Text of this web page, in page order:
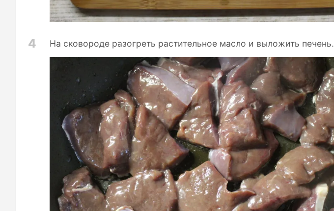
4 На сковороде разогреть растительное масло и выложить печень.